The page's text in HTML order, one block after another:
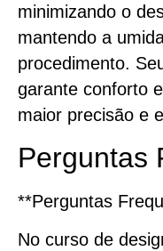
minimizando o
mantendo a
procedimento.
garante conforto
maior precisão e
Perguntas
**Perguntas
No curso de